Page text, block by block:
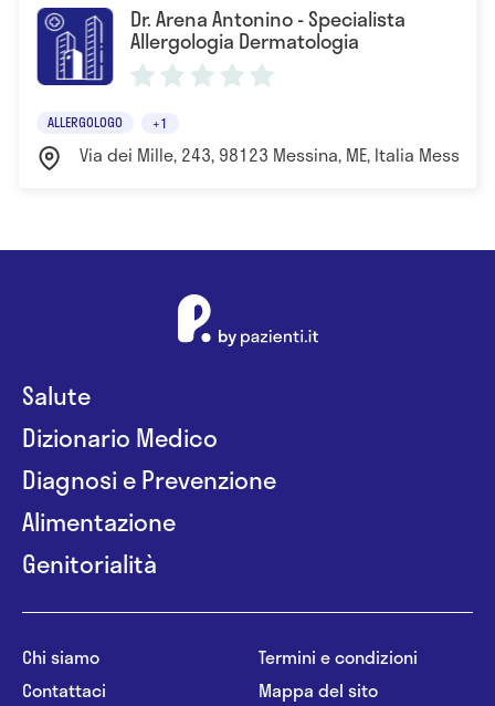
Dr. Arena Antonino - Specialista
Allergologia Dermatologia
ALLERGOLOGO +1
Via dei Mille, 243, 98123 Messina, ME, Italia Messina
Salute
Dizionario Medico
Diagnosi e Prevenzione
Alimentazione
Genitorialità
Chi siamo
Contattaci
Termini e condizioni
Mappa del sito